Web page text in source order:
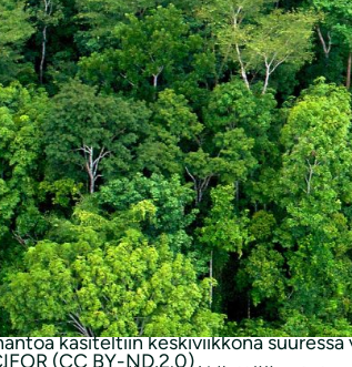
(CC BY-ND 2.0)
ovat synkkiä. Vaikka metsäkato
kuten soijan ja palmuöljyn, tuotanto
Metsien puolustajia esimerkiksi
menetti henkensä.
ovat vaatineet EU:lta toimia
metsien suojelemiseksi ja
määrä kertoa näkemyksensä
käsiteltiin keskiviikkona